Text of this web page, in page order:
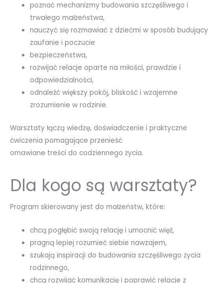
poznać mechanizmy budowania szczęśliwego i
trwałego małżeństwa,
nauczyć się rozmawiać z dziećmi w sposób budujący
zaufanie i poczucie
bezpieczeństwa,
rozwijać relacje oparte na miłości, prawdzie i
odpowiedzialności,
odnaleźć większy pokój, bliskość i wzajemne
zrozumienie w rodzinie.
Warsztaty łączą wiedzę, doświadczenie i praktyczne
ćwiczenia pomagające przenieść
omawiane treści do codziennego życia.
Dla kogo są warsztaty?
Program skierowany jest do małżeństw, które:
chcą pogłębić swoją relację i umocnić więź,
pragną lepiej rozumieć siebie nawzajem,
szukają inspiracji do budowania szczęśliwego życia
rodzinnego,
chcą rozwijać komunikację i poprawić relacje z